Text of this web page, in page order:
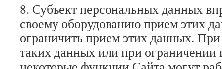
8. Субъект персональных данных
своему оборудованию прием этих
ограничить прием этих данных. При
таких данных или при